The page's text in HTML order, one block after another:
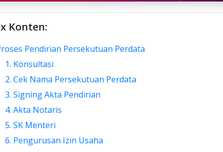
Konten:
Pendirian Persekutuan Perdata
1. Konsultasi
2. Cek Nama Persekutuan Perdata
3. Signing Akta Pendirian
4. Akta Notaris
5. SK Menteri
6. Pengurusan Izin Usaha